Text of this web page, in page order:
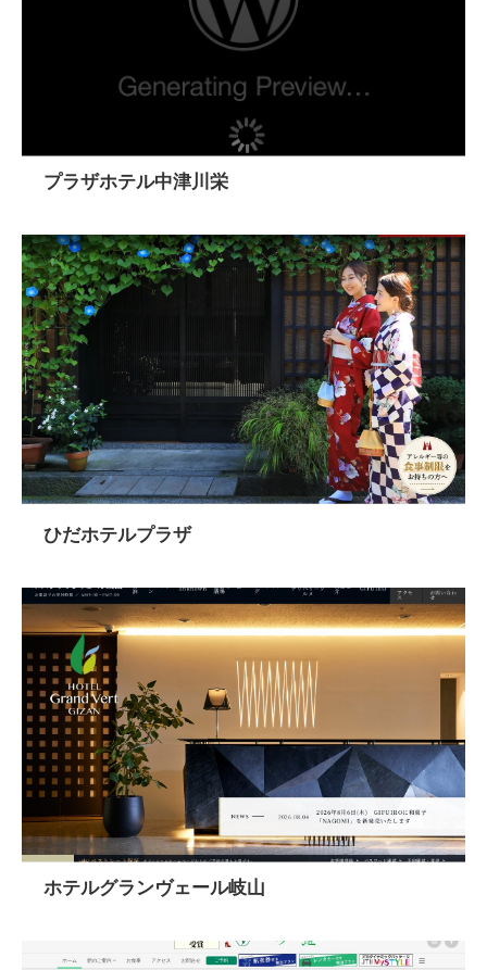
プラザホテル中津川栄
ひだホテルプラザ
ホテルグランヴェール岐山